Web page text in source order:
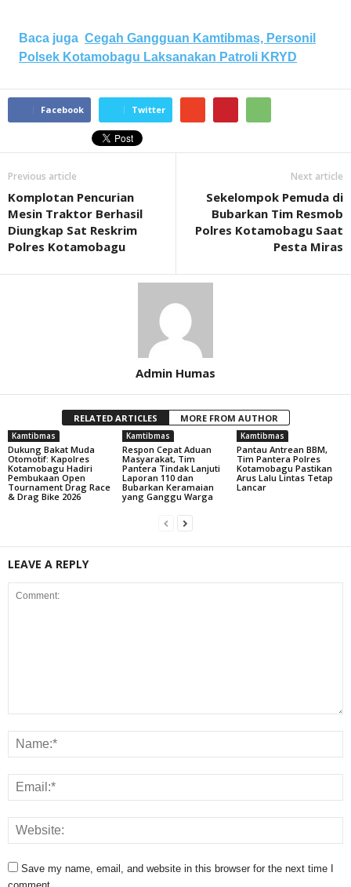
Baca juga Cegah Gangguan Kamtibmas, Personil
Polsek Kotamobagu Laksanakan Patroli KRYD
Facebook Twitter
Previous article
Komplotan Pencurian
Mesin Traktor Berhasil
Diungkap Sat Reskrim
Polres Kotamobagu
Next article
Sekelompok Pemuda di
Bubarkan Tim Resmob
Polres Kotamobagu Saat
Pesta Miras
Admin Humas
RELATED ARTICLES MORE FROM AUTHOR
Kamtibmas
Dukung Bakat Muda
Otomotif: Kapolres
Kotamobagu Hadiri
Pembukaan Open
Tournament Drag Race
& Drag Bike 2026
Kamtibmas
Respon Cepat Aduan
Masyarakat, Tim
Pantera Tindak Lanjuti
Laporan 110 dan
Bubarkan Keramaian
yang Ganggu Warga
Kamtibmas
Pantau Antrean BBM,
Tim Pantera Polres
Kotamobagu Pastikan
Arus Lalu Lintas Tetap
Lancar
LEAVE A REPLY
Save my name, email, and website in this browser for the next time I